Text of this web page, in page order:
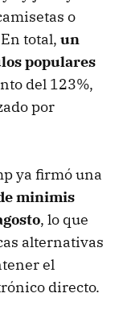
o
total, un
populares
del 123%,
por
ya firmó una
minimis
, lo que
alternativas
el
directo.